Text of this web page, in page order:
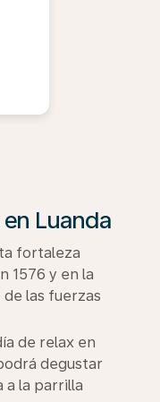
Luanda
fortaleza
1576 y en la
las fuerzas
de relax en
degustar
a la parrilla